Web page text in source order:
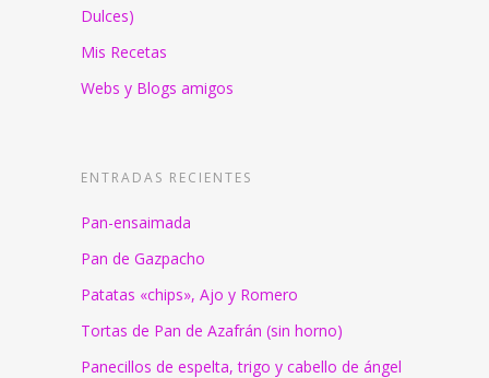
Dulces)
Mis Recetas
Webs y Blogs amigos
ENTRADAS RECIENTES
Pan-ensaimada
Pan de Gazpacho
Patatas «chips», Ajo y Romero
Tortas de Pan de Azafrán (sin horno)
Panecillos de espelta, trigo y cabello de ángel